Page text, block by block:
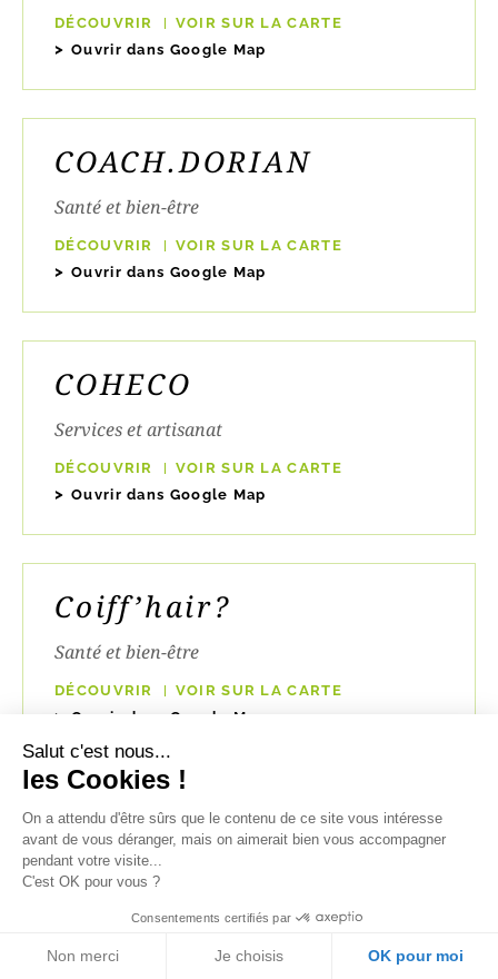
DÉCOUVRIR
VOIR SUR LA CARTE
Ouvrir dans Google Map
COACH.DORIAN
Santé et bien-être
DÉCOUVRIR
VOIR SUR LA CARTE
Ouvrir dans Google Map
COHECO
Services et artisanat
DÉCOUVRIR
VOIR SUR LA CARTE
Ouvrir dans Google Map
Coiff’hair?
Santé et bien-être
DÉCOUVRIR
VOIR SUR LA CARTE
Ouvrir dans Google Map
Coiff’House
Services et artisanat
DÉCOUVRIR
VOIR SUR LA CARTE
Salut c'est nous...
les Cookies !
On a attendu d'être sûrs que le contenu de ce site vous intéresse
avant de vous déranger, mais on aimerait bien vous accompagner
pendant votre visite...
C'est OK pour vous ?
Consentements certifiés par
Non merci Je choisis OK pour moi